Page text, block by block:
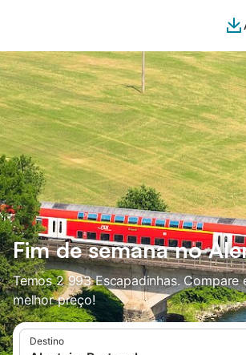
Fim de semana no
Temos 2 993 Escapadinhas. Compare
melhor preço!
Destino